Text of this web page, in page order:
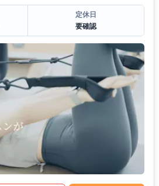
定休日
要確認